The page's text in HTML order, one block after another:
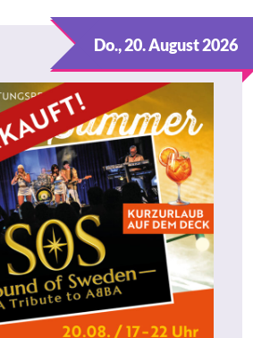
Do., 20. August 2026